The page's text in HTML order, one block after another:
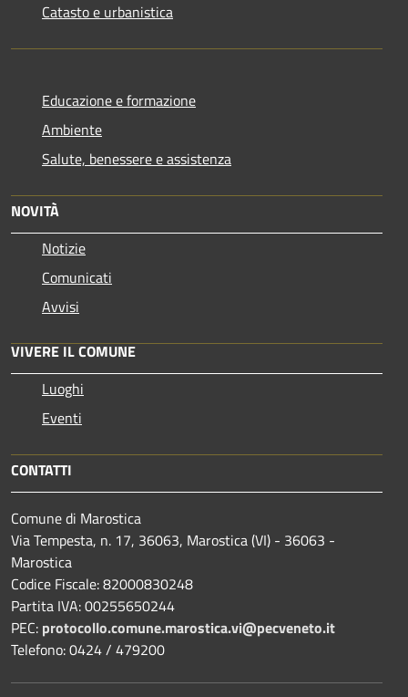
Catasto e urbanistica
Educazione e formazione
Ambiente
Salute, benessere e assistenza
NOVITÀ
Notizie
Comunicati
Avvisi
VIVERE IL COMUNE
Luoghi
Eventi
CONTATTI
Comune di Marostica
Via Tempesta, n. 17, 36063, Marostica (VI) - 36063 -
Marostica
Codice Fiscale: 82000830248
Partita IVA: 00255650244
PEC: protocollo.comune.marostica.vi@pecveneto.it
Telefono: 0424 / 479200